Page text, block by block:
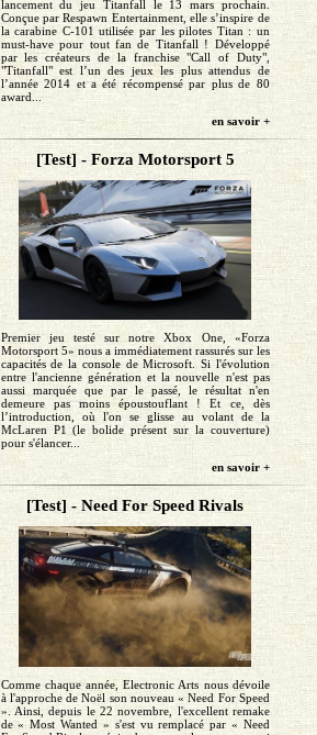
lancement du jeu Titanfall le 13 mars prochain.
Conçue par Respawn Entertainment, elle s’inspire de
la carabine C-101 utilisée par les pilotes Titan : un
must-have pour tout fan de Titanfall ! Développé
par les créateurs de la franchise "Call of Duty",
"Titanfall" est l’un des jeux les plus attendus de
l’année 2014 et a été récompensé par plus de 80
award...
en savoir +
[Test] - Forza Motorsport 5
Premier jeu testé sur notre Xbox One, «Forza
Motorsport 5» nous a immédiatement rassurés sur les
capacités de la console de Microsoft. Si l'évolution
entre l'ancienne génération et la nouvelle n'est pas
aussi marquée que par le passé, le résultat n'en
demeure pas moins époustouflant ! Et ce, dès
l’introduction, où l'on se glisse au volant de la
McLaren P1 (le bolide présent sur la couverture)
pour s'élancer...
en savoir +
[Test] - Need For Speed Rivals
Comme chaque année, Electronic Arts nous dévoile
à l'approche de Noël son nouveau « Need For Speed
». Ainsi, depuis le 22 novembre, l'excellent remake
de « Most Wanted » s'est vu remplacé par « Need